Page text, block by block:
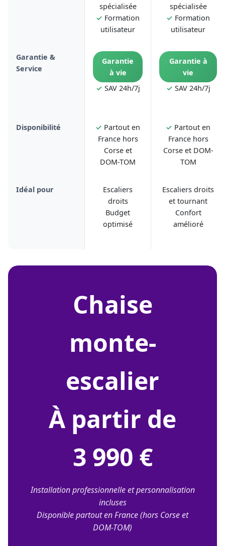
spécialisée
✓ Formation
utilisateur
spécialisée
✓ Formation
utilisateur
Garantie &
Service
Garantie
à vie
✓ SAV 24h/7j
Garantie à
vie
✓ SAV 24h/7j
Disponibilité ✓ Partout en
France hors
Corse et
DOM-TOM
✓ Partout en
France hors
Corse et DOM-
TOM
Idéal pour
Escaliers
droits
Budget
optimisé
Escaliers droits
et tournant
Confort
amélioré
chaise
monte-
escalier
À partir de
3 990 €
Installation professionnelle et personnalisation
incluses
Disponible partout en France (hors Corse et
DOM-TOM)